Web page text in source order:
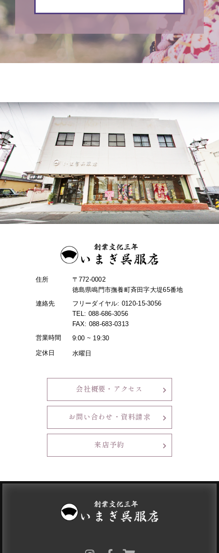
住所
〒772-0002
徳島県鳴門市撫養町斉田字大堤65番地
連絡先
フリーダイヤル: 0120-15-3056
TEL: 088-686-3056
FAX: 088-683-0313
営業時間
9:00 ~ 19:30
定休日 水曜日
会社概要・アクセス
お問い合わせ・資料請求
来店予約